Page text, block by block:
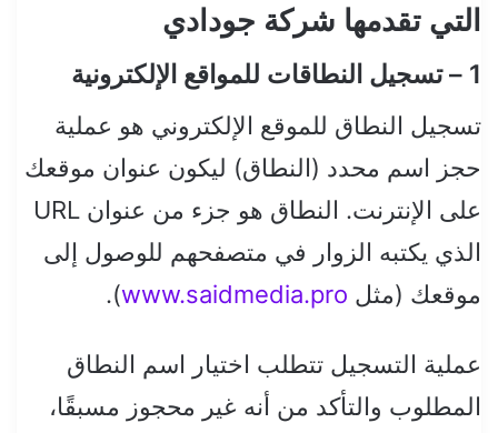
التي تقدمها شركة جودادي
1 – تسجيل النطاقات للمواقع الإلكترونية
تسجيل النطاق للموقع الإلكتروني هو عملية
حجز اسم محدد (النطاق) ليكون عنوان موقعك
على الإنترنت. النطاق هو جزء من عنوان URL
الذي يكتبه الزوار في متصفحهم للوصول إلى
موقعك (مثل www.saidmedia.pro
).
عملية التسجيل تتطلب اختيار اسم النطاق
المطلوب والتأكد من أنه غير محجوز مسبقًا،